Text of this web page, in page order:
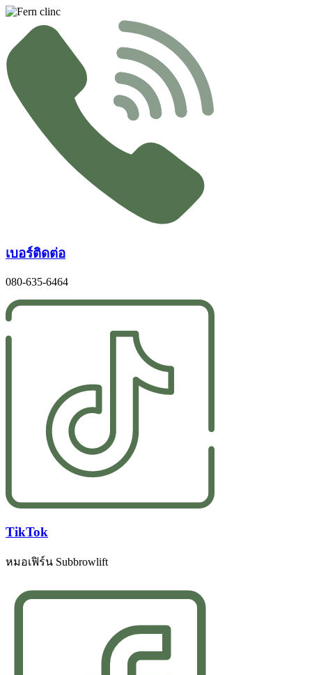
Skip
content
เบอร์ติดต่อ
080-635-6464
TikTok
หมอเฟิร์น Subbrowlift